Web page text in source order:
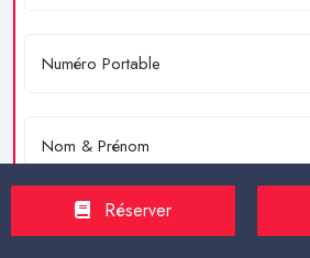
Merci de résoudre l'équation : 4 + 2 = ?
Réserver